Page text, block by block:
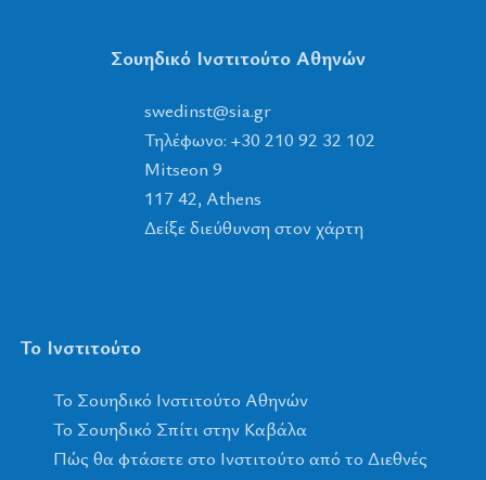
Σουηδικό Ινστιτούτο Αθηνών
rg
.
ais
@
tsnidews
Τηλέφωνο: +30 210 92 32 102
Mitseon 9
117 42, Athens
Δείξε διεύθυνση στον χάρτη
Το Ινστιτούτο
To Σουηδικό Ινστιτούτο Αθηνών
Το Σουηδικό Σπίτι στην Καβάλα
Πώς θα φτάσετε στο Ινστιτούτο από το Διεθνές